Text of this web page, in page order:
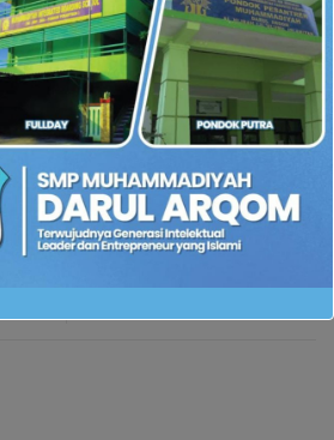
Berita Sekolah. Bookmark thepermalink.
ALSAFIR GUSNENDAR
Muhammadiyah Darul Arqom